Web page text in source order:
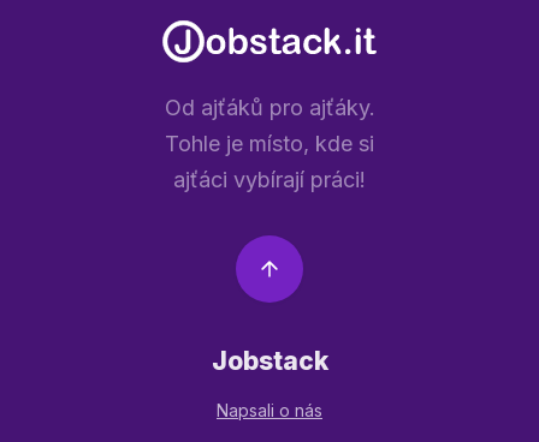
Od ajťáků pro ajťáky.
Tohle je místo, kde si
ajťáci vybírají práci!
Jobstack
Napsali o nás